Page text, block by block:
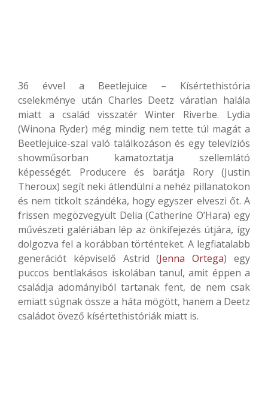
36 évvel a Beetlejuice – Kísértethistória
cselekménye után Charles Deetz váratlan halála
miatt a család visszatér Winter Riverbe. Lydia
(Winona Ryder) még mindig nem tette túl magát a
Beetlejuice-szal való találkozáson és egy televíziós
showműsorban kamatoztatja szellemlátó
képességét. Producere és barátja Rory (Justin
Theroux) segít neki átlendülni a nehéz pillanatokon
és nem titkolt szándéka, hogy egyszer elveszi őt. A
frissen megözvegyült Delia (Catherine O’Hara) egy
művészeti galériában lép az önkifejezés útjára, így
dolgozva fel a korábban történteket. A legfiatalabb
generációt képviselő Astrid (Jenna Ortega) egy
puccos bentlakásos iskolában tanul, amit éppen a
családja adományiból tartanak fent, de nem csak
emiatt súgnak össze a háta mögött, hanem a Deetz
családot övező kísértethistóriák miatt is.